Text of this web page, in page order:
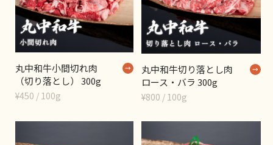
丸中和牛小間切れ肉
（切り落とし） 300g
¥450 / 100g
丸中和牛切り落とし肉
ロース・バラ 300g
¥800 / 100g